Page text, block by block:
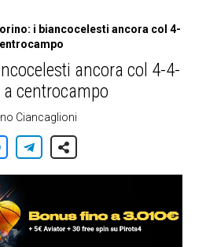
i biancocelesti ancora col 4-
ancora col 4-4-
a centrocampo
Ciancaglioni